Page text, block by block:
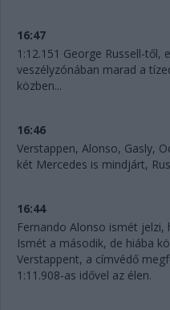
16:47
1:12.151 George Russell-től,
veszélyzónában marad a
közben...
16:46
Verstappen, Alonso, Gasly,
két Mercedes is mindjárt,
16:44
Fernando Alonso ismét jelzi,
Ismét a második, de hiába
Verstappent, a címvédő
1:11.908-as idővel az élen.